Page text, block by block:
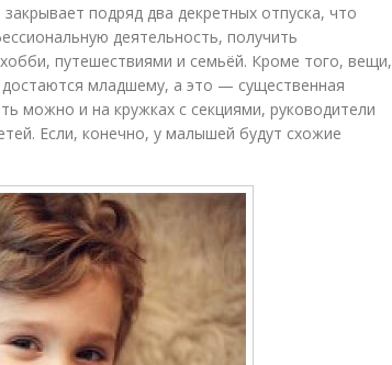
подряд два декретных отпуска, что
деятельность, получить
путешествиями и семьёй. Кроме того, вещи,
младшему, а это — существенная
можно и на кружках с секциями, руководители
Если, конечно, у малышей будут схожие